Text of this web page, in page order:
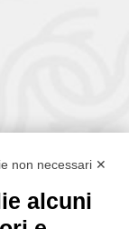
non necessari ✕
alcuni